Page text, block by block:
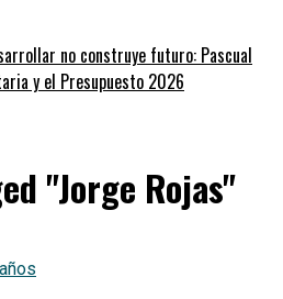
no construye futuro: Pascual
y el Presupuesto 2026
"Jorge Rojas"